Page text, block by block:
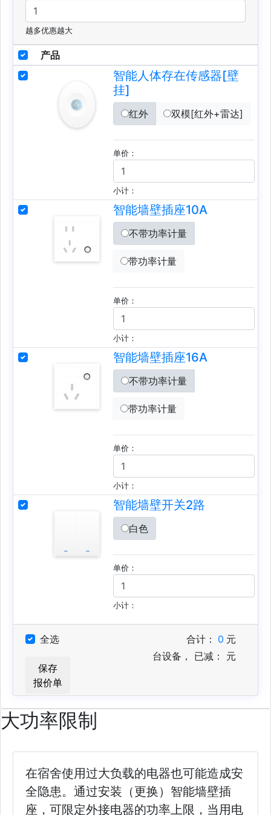
越多优惠越大
产品
智能人体存在传感器[壁
挂]
红外 双模[红外+雷达]
单价：
小计：
智能墙壁插座10A
不带功率计量
带功率计量
单价：
小计：
智能墙壁插座16A
不带功率计量
带功率计量
单价：
小计：
智能墙壁开关2路
白色
单价：
小计：
全选 合计： 0 元
台设备，
已减：
元
保存
报价单
大功率限制
在宿舍使用过大负载的电器也可能造成安
全隐患。通过安装（更换）智能墙壁插
座，可限定外接电器的功率上限，当用电